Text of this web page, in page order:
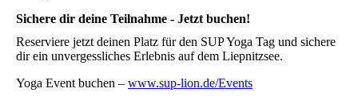
Sichere dir deine Teilnahme - Jetzt buchen!
Reserviere jetzt deinen Platz für den SUP Yoga Tag und sichere
dir ein unvergessliches Erlebnis auf dem Liepnitzsee.
Yoga Event buchen – www.sup-lion.de/Events